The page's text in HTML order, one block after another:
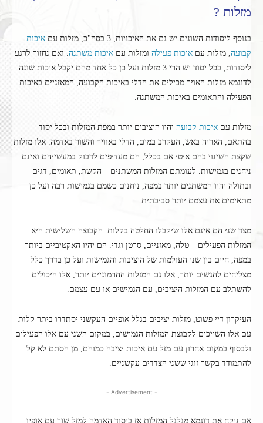
מזלות ?
בנוסף ליסודות השונים יש גם את האיכויות, 3 בסה"כ, מזלות עם
איכות
קבועה , מזלות עם איכות פעילה ומזלות עם איכות משתנה . ואם נחזור לרגע
ליסודות, בכל יסוד יש הרי 3 מזלות ועל כן כל אחד מהם יקבל איכות שונה.
לדוגמא מזלות האויר מכילים את הדלי באיכות הקבועה, המאזניים באיכות
הפעילה והתאומים באיכות המשתנה.
מזלות עם איכות קבועה יהיו היציבים יותר במפת המזלות ובכל יסוד
בהתאם, האריה באש, העקרב במים, הדלי באוויר והשור באדמה. אלו מזלות
שקצת השינוי בהם איטי אם בכלל, הם מעדיפים לדבוק במעשייהם ואינם
ניחנים בגמישות. לעומתם המזלות המשתנים – הקשת, תאומים, דגים
ובתולה יהיו המשתנים יותר במפה, ניחנים כשמם בגמישות רבה ועל כן
מתאימים את עצמם יותר סביבתית.
מצד שני הם אינם אלו שיקבלו החלטה בקלות. הקבוצה השלישית היא
המזלות הפעילים – טלה, מאזניים, סרטן וגדי. הם יהיו האקטיביים ביותר
במפה, חיים בין שני העולמות של היציבות והגמישות ועל כן בדרך כלל
מצליחים להגשים יותר, אלו גם המזלות ההרמוניים יותר, אלו היכולים
להשתלב עם המזלות היציבים, עם הגמישים או עם עצמם.
העיקרון דיי פשוט, מזלות יציבים בגלל אופיים העקשני יסתדרו ביתר קלות
עם אלו השייכים לקבוצת המזלות הגמישים, במקום השני עם אלו הפעילים
ולבסוף במקום אחרון עם מזל עם איכות יציבה כמוהם, מן הסתם לא קל
להתמודד בקשר זוגי ששני הצדדים עקשניים.
- Advertisement -
אם ניקח את דוגמא מגלגל המזלות אז ביסוד האדמה למזל שור עם אופיו